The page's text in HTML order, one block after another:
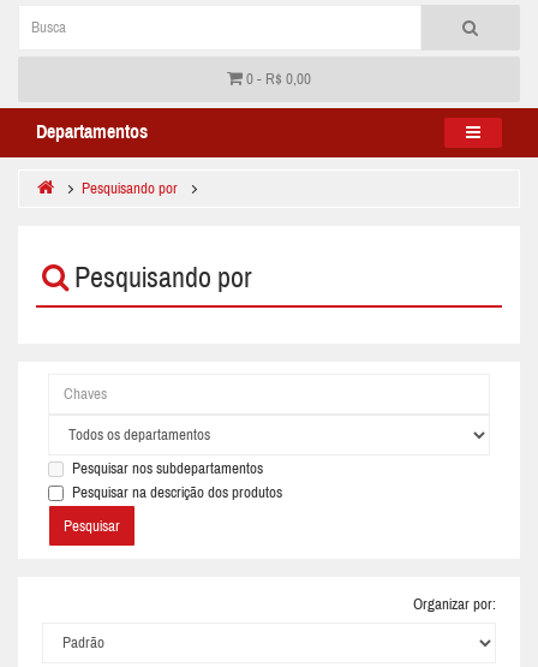
0 - R$ 0,00
Departamentos
Pesquisando por
Pesquisando por
Pesquisar nos subdepartamentos
Pesquisar na descrição dos produtos
Organizar por: